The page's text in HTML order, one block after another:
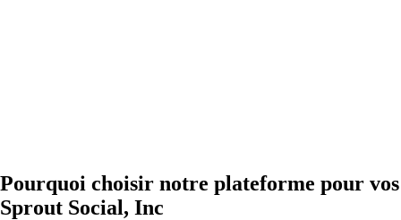
Pourquoi choisir notre plateforme pour vos
Sprout Social, Inc